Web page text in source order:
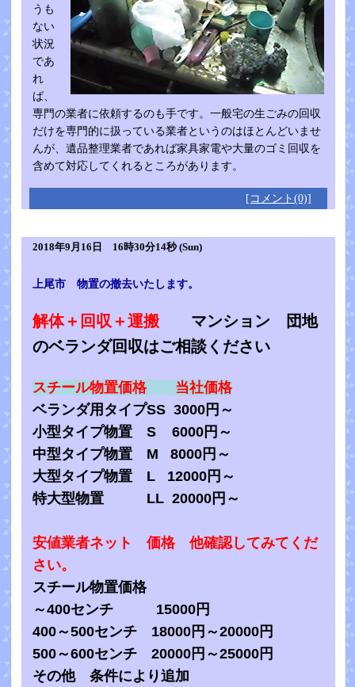
うも
ない
状況
であ
れ
ば、
専門の業者に依頼するのも手です。一般宅の生ごみの回収
だけを専門的に扱っている業者というのはほとんどいませ
んが、遺品整理業者であれば家具家電や大量のゴミ回収を
含めて対応してくれるところがあります。
[コメント(0)]
2018年9月16日 16時30分14秒 (Sun)
上尾市 物置の撤去いたします。
解体＋回収＋運搬
マンション 団地
のベランダ回収はご相談ください
スチール物置価格 当社価格
ベランダ用タイプSS 3000円～
小型タイプ物置 S 6000円～
中型タイプ物置 M 8000円～
大型タイプ物置 L 12000円～
特大型物置 LL 20000円～
安値業者ネット 価格 他確認してみてくだ
さい。
スチール物置価格
～400センチ 15000円
400～500センチ 18000円～20000円
500～600センチ 20000円～25000円
その他 条件により追加